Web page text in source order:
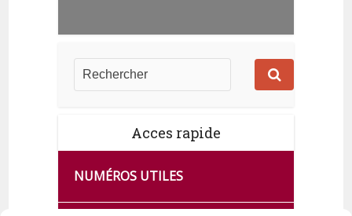
Acces rapide
NUMÉROS UTILES